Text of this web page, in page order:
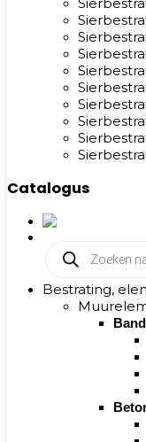
Catalogus
zoeken
Bestrating,